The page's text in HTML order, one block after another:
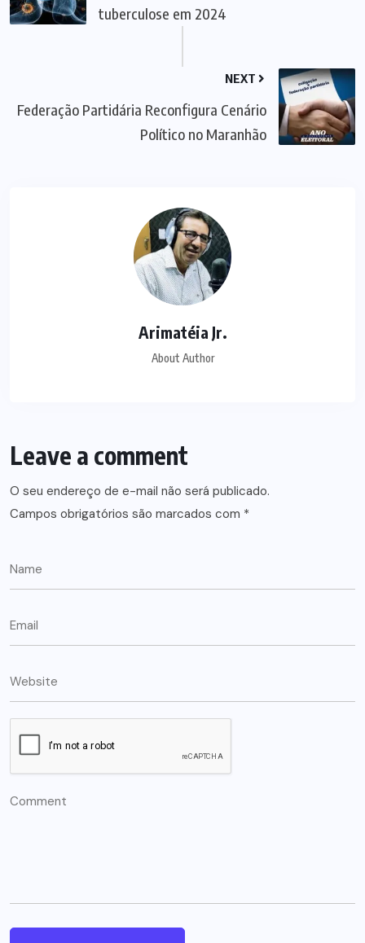
tuberculose em 2024
NEXT
Federação Partidária Reconfigura Cenário
Político no Maranhão
Arimatéia Jr.
About Author
Leave a comment
O seu endereço de e-mail não será publicado.
Campos obrigatórios são marcados com *